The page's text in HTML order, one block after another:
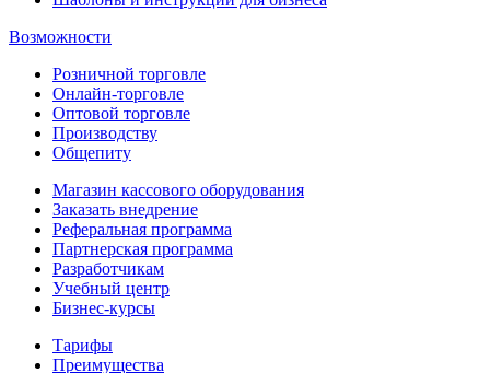
Возможности
Розничной торговле
Онлайн-торговле
Оптовой торговле
Производству
Общепиту
Магазин кассового оборудования
Заказать внедрение
Реферальная программа
Партнерская программа
Разработчикам
Учебный центр
Бизнес‑курсы
Тарифы
Преимущества